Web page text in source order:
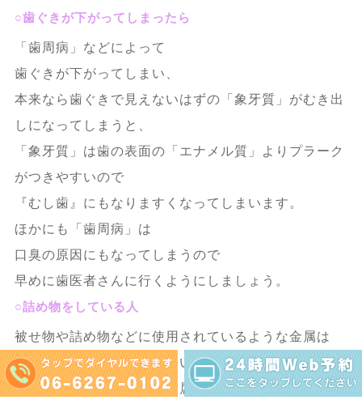
○歯ぐきが下がってしまったら
「歯周病」などによって
歯ぐきが下がってしまい、
本来なら歯ぐきで見えないはずの「象牙質」がむき出
しになってしまうと、
「象牙質」は歯の表面の「エナメル質」よりプラーク
がつきやすいので
『むし歯』にもなりますくなってしまいます。
ほかにも「歯周病」は
口臭の原因にもなってしまうので
早めに歯医者さんに行くようにしましょう。
○詰め物をしている人
被せ物や詰め物などに使用されているような金属は
『むし歯』が出来やすいという性質を持っています。
だいぶ前に詰めたような金属は